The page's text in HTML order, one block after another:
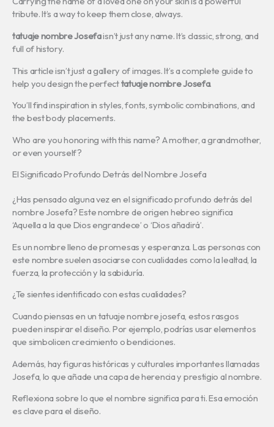
tribute. It’s a way to keep them close, always.
tatuaje nombre Josefaisn’t just any name. It’s classic, strong, and
full of history.
This article isn’t just a gallery of images. It’s a complete guide to
help you design the perfecttatuaje nombre Josefa.
You’ll find inspiration in styles, fonts, symbolic combinations, and
the best body placements.
Who are you honoring with this name? A mother, a grandmother,
or even yourself?
El Significado Profundo Detrás del Nombre Josefa
¿Has pensado alguna vez en el significado profundo detrás del
nombre Josefa? Este nombre de origen hebreo significa
‘Aquella a la que Dios engrandece’ o ‘Dios añadirá’.
Es un nombre lleno de promesas y esperanza. Las personas con
este nombre suelen asociarse con cualidades como la lealtad, la
fuerza, la protección y la sabiduría.
¿Te sientes identificado con estas cualidades?
Cuando piensas en un tatuaje nombre josefa, estos rasgos
pueden inspirar el diseño. Por ejemplo, podrías usar elementos
que simbolicen crecimiento o bendiciones.
Además, hay figuras históricas y culturales importantes llamadas
Josefa, lo que añade una capa de herencia y prestigio al nombre.
Reflexiona sobre lo que el nombre significa para ti. Esa emoción
es clave para el diseño.